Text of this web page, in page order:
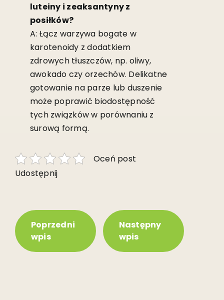
luteiny i zeaksantyny z
posiłków?
A: Łącz warzywa bogate w
karotenoidy z dodatkiem
zdrowych tłuszczów, np. oliwy,
awokado czy orzechów. Delikatne
gotowanie na parze lub duszenie
może poprawić biodostępność
tych związków w porównaniu z
surową formą.
Oceń post
Udostępnij
Poprzedni
wpis
Następny
wpis